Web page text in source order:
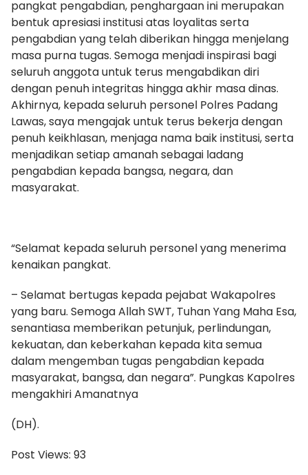
pangkat pengabdian, penghargaan ini merupakan
bentuk apresiasi institusi atas loyalitas serta
pengabdian yang telah diberikan hingga menjelang
masa purna tugas. Semoga menjadi inspirasi bagi
seluruh anggota untuk terus mengabdikan diri
dengan penuh integritas hingga akhir masa dinas.
Akhirnya, kepada seluruh personel Polres Padang
Lawas, saya mengajak untuk terus bekerja dengan
penuh keikhlasan, menjaga nama baik institusi, serta
menjadikan setiap amanah sebagai ladang
pengabdian kepada bangsa, negara, dan
masyarakat.
“Selamat kepada seluruh personel yang menerima
kenaikan pangkat.
– Selamat bertugas kepada pejabat Wakapolres
yang baru. Semoga Allah SWT, Tuhan Yang Maha Esa,
senantiasa memberikan petunjuk, perlindungan,
kekuatan, dan keberkahan kepada kita semua
dalam mengemban tugas pengabdian kepada
masyarakat, bangsa, dan negara”. Pungkas Kapolres
mengakhiri Amanatnya
(DH).
Post Views: 93